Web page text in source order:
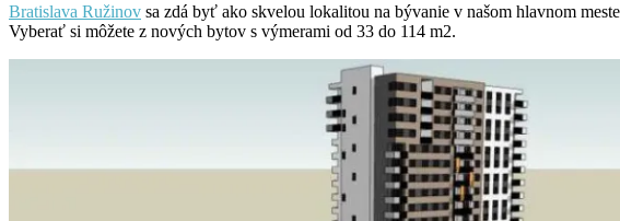
Bratislava Ružinov sa zdá byť ako skvelou lokalitou na bývanie v našom hlavnom
Vyberať si môžete z nových bytov s výmerami od 33 do 114 m2.